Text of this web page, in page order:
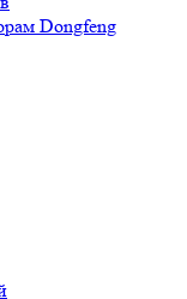
Dongfeng